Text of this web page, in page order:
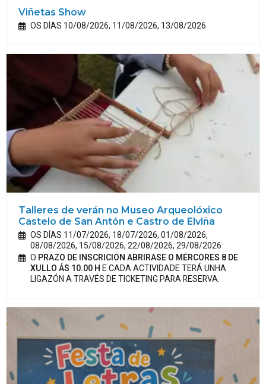
Viñetas Show
OS DÍAS 10/08/2026, 11/08/2026, 13/08/2026
Talleres de verán no Museo Arqueolóxico
Castelo de San Antón e Castro de Elviña
OS DÍAS 11/07/2026, 18/07/2026, 01/08/2026,
08/08/2026, 15/08/2026, 22/08/2026, 29/08/2026
O PRAZO DE INSCRICIÓN ABRIRASE O MÉRCORES 8 DE
XULLO ÁS 10.00 HE CADA ACTIVIDADE TERÁ UNHA
LIGAZÓN A TRAVÉS DE TICKETING PARA RESERVA.